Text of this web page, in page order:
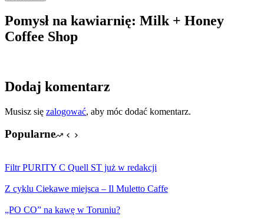
Pomysł na kawiarnię: Milk + Honey
Coffee Shop
Dodaj komentarz
Musisz się zalogować, aby móc dodać komentarz.
Popularne
Filtr PURITY C Quell ST już w redakcji
Z cyklu Ciekawe miejsca – Il Muletto Caffe
„PO CO” na kawę w Toruniu?